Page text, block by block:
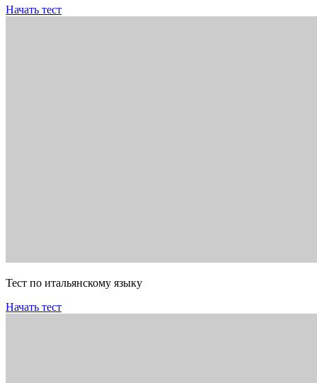
Начать тест
Тест по итальянскому языку
Начать тест